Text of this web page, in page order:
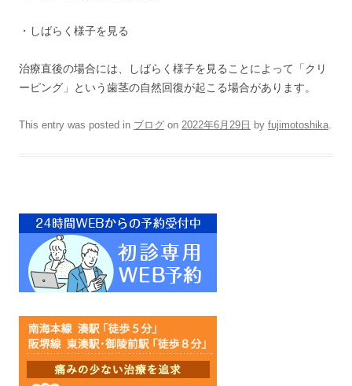
・しばらく様子を見る
治療直後の場合には、しばらく様子を見ることによって「クリ
ーピング」という歯茎の自然回復が起こる場合があります。
This entry was posted in ブログ on 2022年6月29日 by fujimotoshika